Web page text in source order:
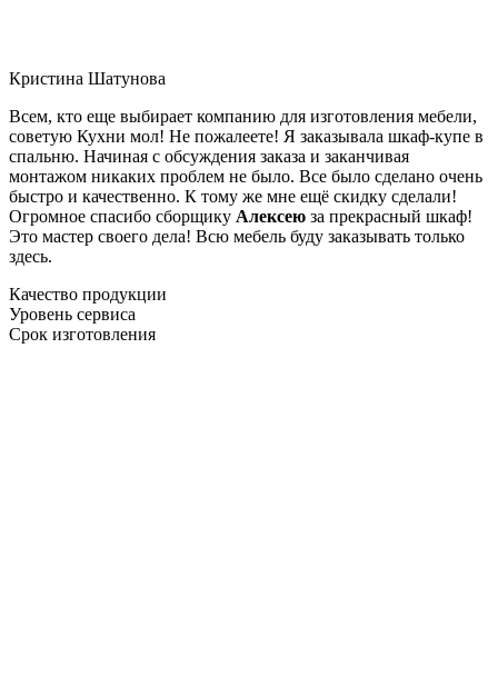
Кристина Шатунова
Всем, кто еще выбирает компанию для изготовления мебели,
советую Кухни мол! Не пожалеете! Я заказывала шкаф-купе в
спальню. Начиная с обсуждения заказа и заканчивая
монтажом никаких проблем не было. Все было сделано очень
быстро и качественно. К тому же мне ещё скидку сделали!
Огромное спасибо сборщику Алексею за прекрасный шкаф!
Это мастер своего дела! Всю мебель буду заказывать только
здесь.
Качество продукции
Уровень сервиса
Срок изготовления